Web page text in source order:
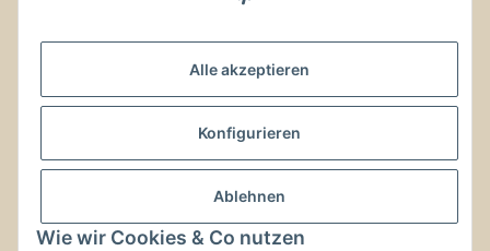
Alle akzeptieren
Konfigurieren
Ablehnen
Wie wir Cookies & Co nutzen